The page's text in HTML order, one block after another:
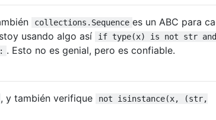
collections.Sequence es un ABC para
usando algo así
if type(x) is not str and
. Esto no es genial, pero es confiable.
, y también verifique
not isinstance(x, (str,